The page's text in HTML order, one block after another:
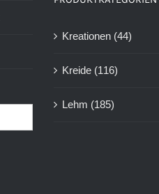
Kreationen (44)
Kreide (116)
Lehm (185)